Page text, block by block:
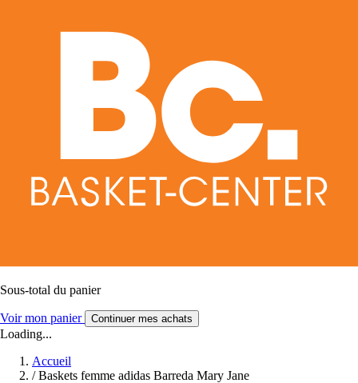
Sous-total du panier
Voir mon panier Continuer mes achats
Loading...
Accueil
/ Baskets femme adidas Barreda Mary Jane